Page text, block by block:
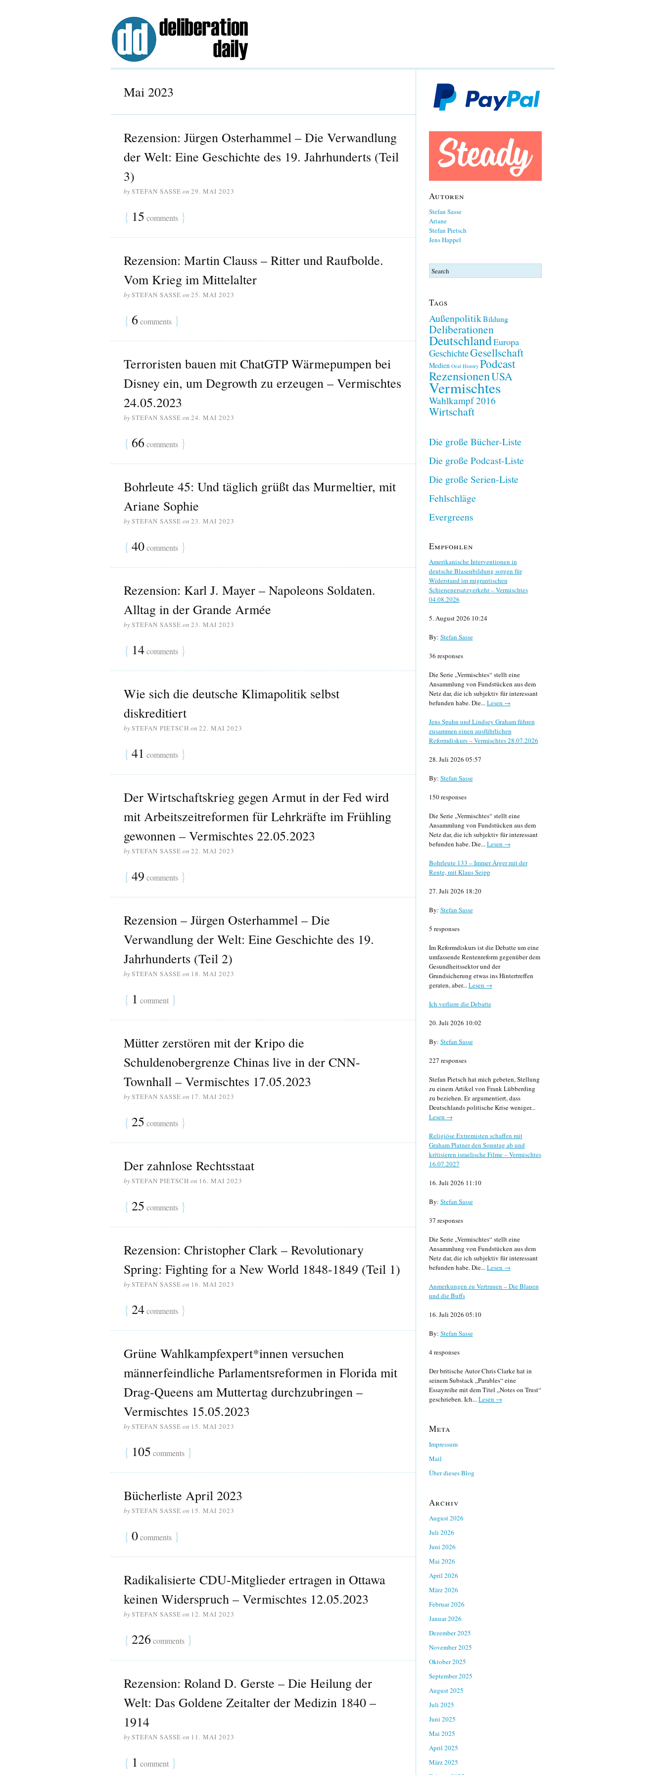
Mai 2023
Rezension: Jürgen Osterhammel – Die Verwandlung
der Welt: Eine Geschichte des 19. Jahrhunderts (Teil
3)
bySTEFAN SASSE on 29. MAI 2023
{ 15 comments }
Rezension: Martin Clauss – Ritter und Raufbolde.
Vom Krieg im Mittelalter
bySTEFAN SASSE on 25. MAI 2023
{ 6 comments }
Terroristen bauen mit ChatGTP Wärmepumpen bei
Disney ein, um Degrowth zu erzeugen – Vermischtes
24.05.2023
bySTEFAN SASSE on 24. MAI 2023
{ 66 comments }
Bohrleute 45: Und täglich grüßt das Murmeltier, mit
Ariane Sophie
bySTEFAN SASSE on 23. MAI 2023
{ 40comments }
Rezension: Karl J. Mayer – Napoleons Soldaten.
Alltag in der Grande Armée
bySTEFAN SASSE on 23. MAI 2023
{ 14comments }
Wie sich die deutsche Klimapolitik selbst
diskreditiert
bySTEFAN PIETSCH on 22. MAI 2023
{ 41 comments }
Der Wirtschaftskrieg gegen Armut in der Fed wird
mit Arbeitszeitreformen für Lehrkräfte im Frühling
gewonnen – Vermischtes 22.05.2023
bySTEFAN SASSE on 22. MAI 2023
{ 49 comments }
Rezension – Jürgen Osterhammel – Die
Verwandlung der Welt: Eine Geschichte des 19.
Jahrhunderts (Teil 2)
bySTEFAN SASSE on 18. MAI 2023
{ 1 comment }
Mütter zerstören mit der Kripo die
Schuldenobergrenze Chinas live in der CNN-
Townhall – Vermischtes 17.05.2023
bySTEFAN SASSE on 17. MAI 2023
{ 25 comments }
Der zahnlose Rechtsstaat
bySTEFAN PIETSCH on 16. MAI 2023
{ 25 comments }
Rezension: Christopher Clark – Revolutionary
Spring: Fighting for a New World 1848-1849 (Teil 1)
bySTEFAN SASSE on 16. MAI 2023
{ 24comments }
Grüne Wahlkampfexpert*innen versuchen
männerfeindliche Parlamentsreformen in Florida mit
Drag-Queens am Muttertag durchzubringen –
Vermischtes 15.05.2023
bySTEFAN SASSE on 15. MAI 2023
{ 105 comments }
Bücherliste April 2023
bySTEFAN SASSE on 15. MAI 2023
{ 0comments }
Radikalisierte CDU-Mitglieder ertragen in Ottawa
keinen Widerspruch – Vermischtes 12.05.2023
bySTEFAN SASSE on 12. MAI 2023
{ 226 comments }
Rezension: Roland D. Gerste – Die Heilung der
Welt: Das Goldene Zeitalter der Medizin 1840 –
1914
bySTEFAN SASSE on 11. MAI 2023
{ 1 comment }
Autoren
Stefan Sasse
Ariane
Stefan Pietsch
Jens Happel
Tags
AußenpolitikBildung
Deliberationen
DeutschlandEuropa
GeschichteGesellschaft
Medien Oral History Podcast
RezensionenUSA
Vermischtes
Wahlkampf 2016
Wirtschaft
Die große Bücher-Liste
Die große Podcast-Liste
Die große Serien-Liste
Fehlschläge
Evergreens
Empfohlen
Amerikanische Interventionen in
deutsche Blasenbildung sorgen für
Widerstand im migrantischen
Schienenersatzverkehr – Vermischtes
04.08.2026
5. August 2026 10:24
By: Stefan Sasse
36 responses
Die Serie „Vermischtes“ stellt eine
Ansammlung von Fundstücken aus dem
Netz dar, die ich subjektiv für interessant
befunden habe. Die...Lesen →
Jens Spahn und Lindsey Graham führen
zusammen einen ausführlichen
Reformdiskurs – Vermischtes 28.07.2026
28. Juli 2026 05:57
By: Stefan Sasse
150 responses
Die Serie „Vermischtes“ stellt eine
Ansammlung von Fundstücken aus dem
Netz dar, die ich subjektiv für interessant
befunden habe. Die...Lesen →
Bohrleute 133 – Immer Ärger mit der
Rente, mit Klaus Seipp
27. Juli 2026 18:20
By: Stefan Sasse
5 responses
Im Reformdiskurs ist die Debatte um eine
umfassende Rentenreform gegenüber dem
Gesundheitssektor und der
Grundsicherung etwas ins Hintertreffen
geraten, aber...Lesen →
Ich verliere die Debatte
20. Juli 2026 10:02
By: Stefan Sasse
227 responses
Stefan Pietsch hat mich gebeten, Stellung
zu einem Artikel von Frank Lübberding
zu beziehen. Er argumentiert, dass
Deutschlands politische Krise weniger...
Lesen →
Religiöse Extremisten schaffen mit
Graham Platner den Sonntag ab und
kritisieren israelische Filme – Vermischtes
16.07.2027
16. Juli 2026 11:10
By: Stefan Sasse
37 responses
Die Serie „Vermischtes“ stellt eine
Ansammlung von Fundstücken aus dem
Netz dar, die ich subjektiv für interessant
befunden habe. Die...Lesen →
Anmerkungen zu Vertrauen – Die Blauen
und die Buffs
16. Juli 2026 05:10
By: Stefan Sasse
4 responses
Der britische Autor Chris Clarke hat in
seinem Substack „Parables“ eine
Essayreihe mit dem Titel „Notes on Trust“
geschrieben. Ich...Lesen →
Meta
Impressum
Mail
Über dieses Blog
Archiv
August 2026
Juli 2026
Juni 2026
Mai 2026
April 2026
März 2026
Februar 2026
Januar 2026
Dezember 2025
November 2025
Oktober 2025
September 2025
August 2025
Juli 2025
Juni 2025
Mai 2025
April 2025
März 2025